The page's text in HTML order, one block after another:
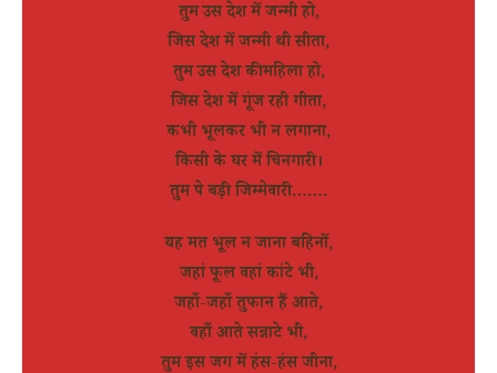
तुम उस देश में जन्मी हो,
जिस देश में जन्मी थी सीता,
तुम उस देश की महिला हो,
जिस देश में गूंज रही गीता,
कभी भूलकर भी न लगाना,
किसी के घर में चिनगारी।
तुम पे बड़ी जिम्मेवारी…….
यह मत भूल न जाना बहिनों,
जहां फूल वहां कांटे भी,
जहाँ-जहाँ तुफान हैं आते,
वहाँ आते सन्नाटे भी,
तुम इस जग में हंस-हंस जीना,